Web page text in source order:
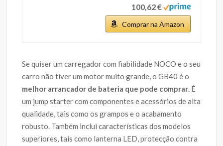
100,62 €
Comprar na Amazon
Se quiser um carregador com fiabilidade NOCO e o seu
carro não tiver um motor muito grande, o GB40 é o
melhor arrancador de bateria que pode comprar. É
um jump starter com componentes e acessórios de alta
qualidade, tais como os grampos e o acabamento
robusto. Também inclui características dos modelos
superiores, tais como lanterna LED, protecção contra